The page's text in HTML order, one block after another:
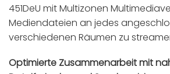
451DeU mit Multizonen
Mediendateien an jedes
verschiedenen Räumen zu
Optimierte Zusammenarbeit mit